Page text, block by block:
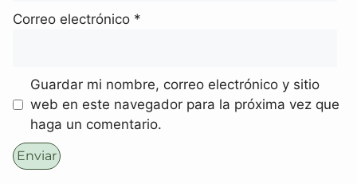
Correo electrónico *
Guardar mi nombre, correo electrónico y sitio
web en este navegador para la próxima vez que
haga un comentario.